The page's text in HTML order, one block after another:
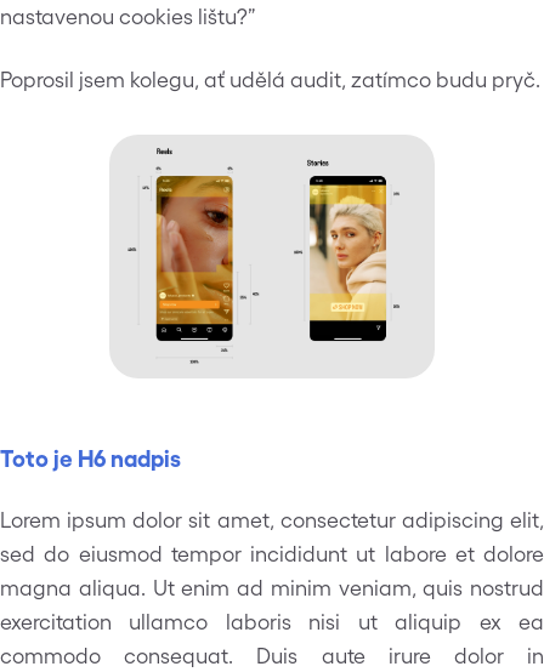
nastavenou cookies lištu?”
Poprosil jsem kolegu, ať udělá audit, zatímco budu pryč.
Toto je H6 nadpis
Lorem ipsum dolor sit amet, consectetur adipiscing elit,
sed do eiusmod tempor incididunt ut labore et dolore
magna aliqua. Ut enim ad minim veniam, quis nostrud
exercitation ullamco laboris nisi ut aliquip ex ea
commodo consequat. Duis aute irure dolor in